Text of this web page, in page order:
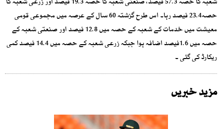
حصہ23.4 فیصد رہا۔ اس طرح گزشتہ 60 سال کے عرصہ میں مجموعی قومی
معیشت میں خدمات کے شعبہ کے حصہ میں 12.8 فیصد اور صنعتی شعبہ کے
حصہ میں 1.6فیصد اضافہ ہوا جبکہ زرعی شعبہ کے حصہ میں 14.4 فیصد کمی
ریکارڈ کی گئی ۔
مزید خبریں